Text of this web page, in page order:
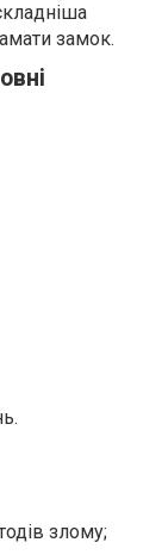
замок.
злому;